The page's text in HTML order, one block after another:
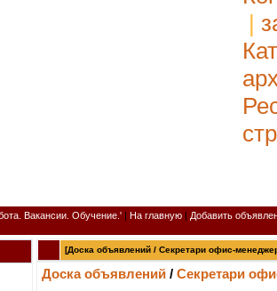
|
Вакансии. Обучение.' | На главную | Добавить
[Доска объявлений / Секретари офис-
Доска объявлений / Секретари